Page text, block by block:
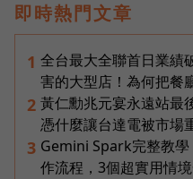
即時熱門文章
1 全台最大全聯首日業績
害的大型店！為何把餐
2 黃仁勳兆元宴永遠站最
憑什麼讓台達電被市場
3 Gemini Spark完整教
作流程，3個超實用情